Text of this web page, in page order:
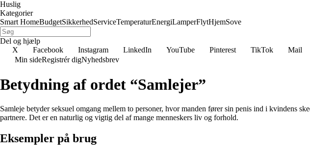
Huslig
Kategorier
Smart HomeBudgetSikkerhedServiceTemperaturEnergiLamperFlytHjemSove
Del og hjælp
X
Facebook Instagram LinkedIn YouTube Pinterest TikTok Mail
Min sideRegistrér digNyhedsbrev
Betydning af ordet “Samlejer”
Samleje betyder seksuel omgang mellem to personer, hvor manden fører sin penis ind i kvindens
partnere. Det er en naturlig og vigtig del af mange menneskers liv og forhold.
Eksempler på brug